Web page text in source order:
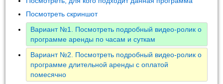
Посмотреть скриншот
Вариант №1. Посмотреть подробный видео-ролик о
программе аренды по часам и суткам
Вариант №2. Посмотреть подробный видео-ролик о
программе длительной аренды с оплатой
помесячно